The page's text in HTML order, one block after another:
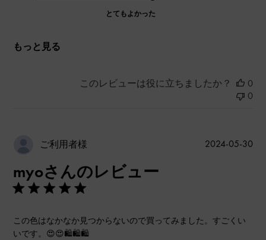
とてもよかった
もっと見る
このレビューは役に立ちましたか？
0
0
ご利用者様
myoさんのレビュー
この色はなかなか見つからないので買ってみました。すごくい
いです。😍😍🛍️🛍️🛍️
公
2024-05-30